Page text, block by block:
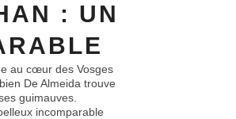
: UN
au cœur des Vosges
De Almeida trouve
guimauves.
incomparable